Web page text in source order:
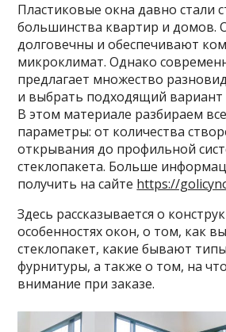
Пластиковые окна давно стали
большинства квартир и домов.
долговечны и обеспечивают
микроклимат. Однако
предлагает множество
и выбрать подходящий вариант
В этом материале разбираем
параметры: от количества
открывания до профильной
стеклопакета. Больше
получить на сайте https://
Здесь рассказывается о
особенностях окон, о том, как
стеклопакет, какие бывают
фурнитуры, а также о том, на
внимание при заказе.